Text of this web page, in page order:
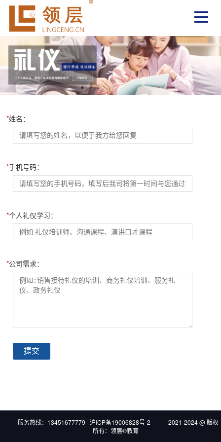
*姓名：
*手机号码：
*个人礼仪学习：
*公司需求：
提交
服务热线：13451677779 沪ICP备19006828号-2 2021-2024 @ 版权
所有：领层®教育